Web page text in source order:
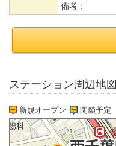
備考：
ステーション周辺地図
新規オープン 閉鎖予定